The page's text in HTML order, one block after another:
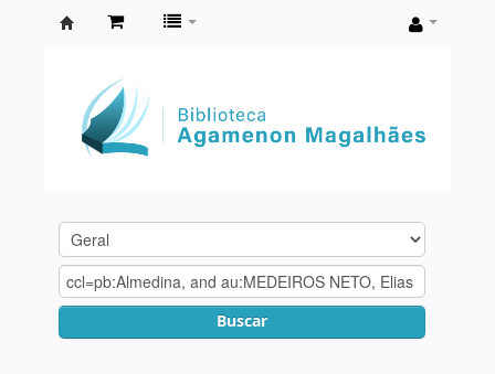
Agamenon
Magalhães
Buscar